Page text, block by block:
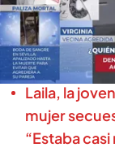
Los vecinos
argelino sea
“Es un
Laila, la
mujer
“Estaba